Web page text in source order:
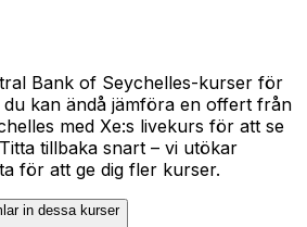
Bank of Seychelles-kurser för
kan ändå jämföra en offert från
med Xe:s livekurs för att se
tillbaka snart – vi utökar
för att ge dig fler kurser.
in dessa kurser